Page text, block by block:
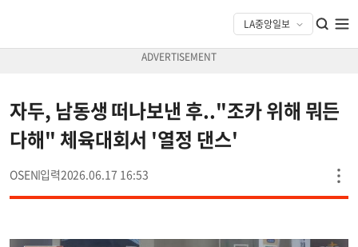
자두, 남동생 떠나보낸 후.."조카 위해 뭐든
다해" 체육대회서 '열정 댄스'
OSEN 2026.06.17 16:53